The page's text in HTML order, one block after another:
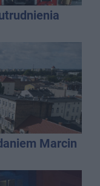
Marcin